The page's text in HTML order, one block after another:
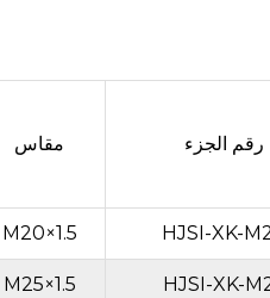
رقم الجزء مقاس
HJSI-XK-
M20×1.5
HJSI-XK-
M25×1.5